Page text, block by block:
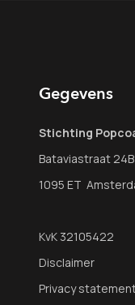
Gegevens
Stichting
Bataviastraat 24B
1095 ET
KvK 32105422
Disclaimer
Privacy